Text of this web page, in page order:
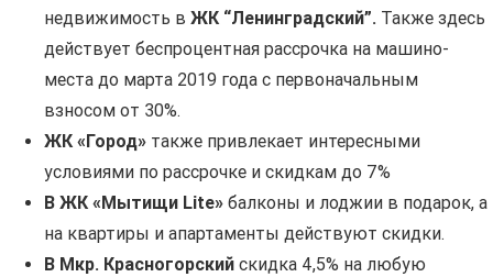
недвижимость в ЖК “Ленинградский”. Также здесь
действует беспроцентная рассрочка на машино-
места до марта 2019 года с первоначальным
взносом от 30%.
ЖК «Город» также привлекает интересными
условиями по рассрочке и скидкам до 7%
В ЖК «Мытищи Lite» балконы и лоджии в подарок, а
на квартиры и апартаменты действуют скидки.
В Мкр. Красногорский скидка 4,5% на любую